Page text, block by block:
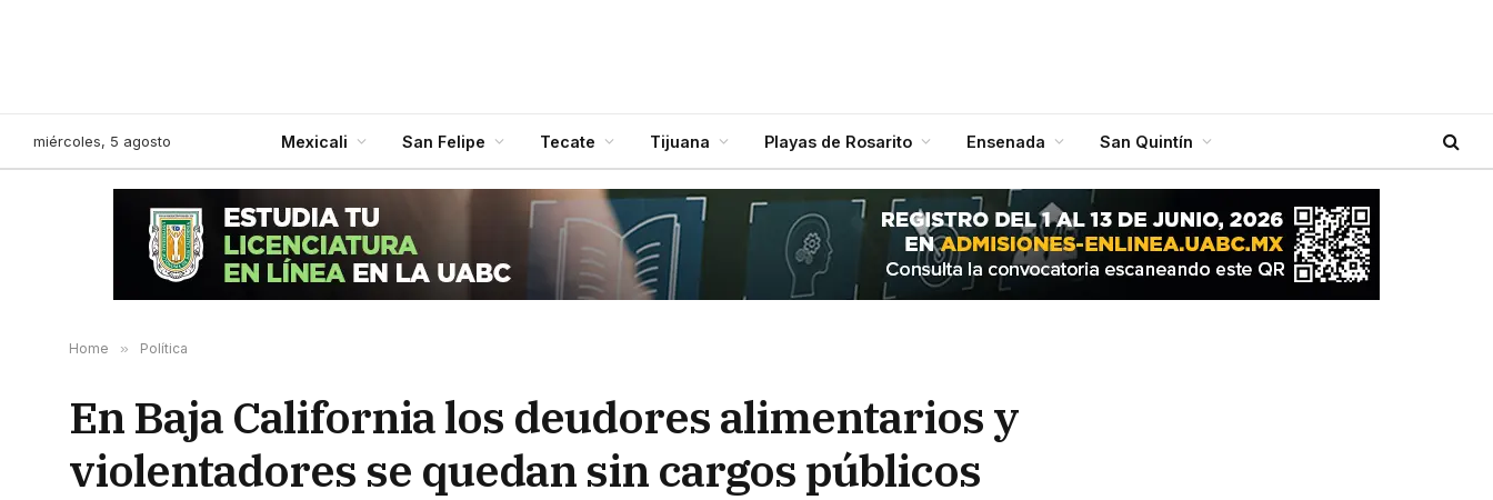
miércoles, 5 agosto Mexicali San Felipe Tecate Tijuana Playas de Rosarito Ensenada San Quintín
Home » Política
En Baja California los deudores alimentarios y
violentadores se quedan sin cargos públicos